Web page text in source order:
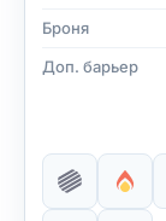
Броня
Доп. барьер